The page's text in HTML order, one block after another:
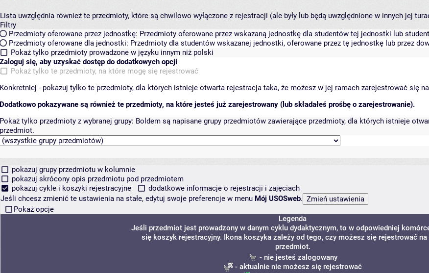
Lista uwzględnia również te przedmioty, które są chwilowo wyłączone z rejestracji (ale były lub będą uwzględnione w innych jej
Filtry
Przedmioty oferowane przez jednostkę: Przedmioty oferowane przez wskazaną jednostkę dla studentów tej jednostki lub
Przedmioty oferowane dla jednostki: Przedmioty dla studentów wskazanej jednostki, oferowane przez tę jednostkę lub przez
Pokaż tylko przedmioty prowadzone w języku innym niż polski
Zaloguj się, aby uzyskać dostęp do dodatkowych opcji
Pokaż tylko te przedmioty, na które mogę się rejestrować
Konkretniej - pokazuj tylko te przedmioty, dla których istnieje otwarta rejestracja taka, że możesz w jej ramach zarejestrować się
Dodatkowo pokazywane są również te przedmioty, na które jesteś już zarejestrowany (lub składałeś prośbę o zarejestrowanie).
Pokaż tylko przedmioty z wybranej grupy: Boldem są napisane grupy przedmiotów zawierające przedmioty, dla których istnieje
przedmiot.
pokazuj grupy przedmiotu w kolumnie
pokazuj skrócony opis przedmiotu pod przedmiotem
pokazuj cykle i koszyki rejestracyjne
dodatkowe informacje o rejestracji i zajęciach
Jeśli chcesz zmienić te ustawienia na stałe, edytuj swoje preferencje w menu Mój USOSweb.
Pokaż opcje
Legenda
Jeśli przedmiot jest prowadzony w danym cyklu dydaktycznym, to w odpowiedniej
się koszyk rejestracyjny. Ikona koszyka zależy od tego, czy możesz się rejestrować na
przedmiot.
- nie jesteś zalogowany
- aktualnie nie możesz się rejestrować